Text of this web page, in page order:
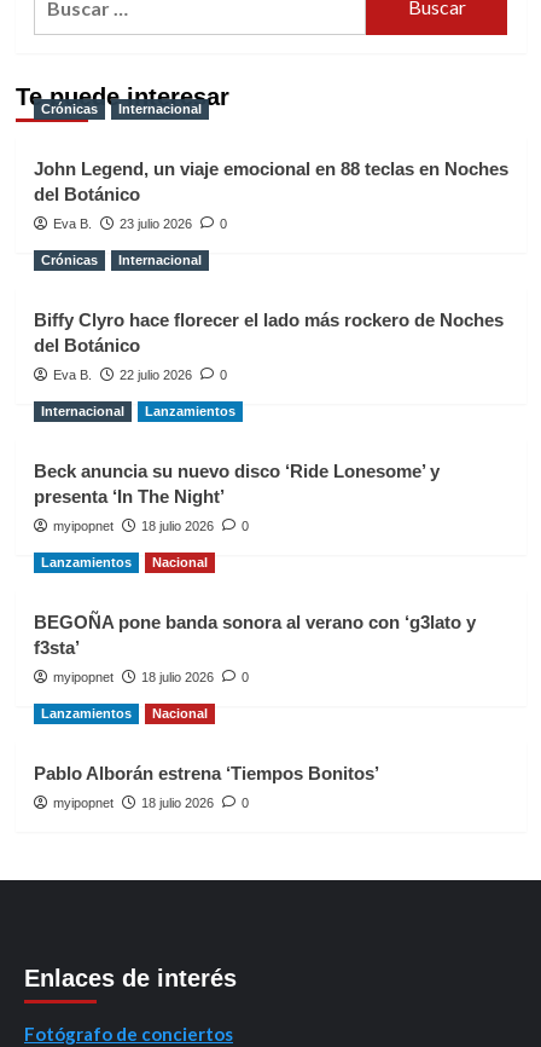
Te puede interesar
Crónicas Internacional
John Legend, un viaje emocional en 88 teclas en Noches
del Botánico
Eva B. 23 julio 2026 0
Crónicas Internacional
Biffy Clyro hace florecer el lado más rockero de Noches
del Botánico
Eva B. 22 julio 2026 0
Internacional Lanzamientos
Beck anuncia su nuevo disco ‘Ride Lonesome’ y
presenta ‘In The Night’
myipopnet 18 julio 2026 0
Lanzamientos Nacional
BEGOÑA pone banda sonora al verano con ‘g3lato y
f3sta’
myipopnet 18 julio 2026 0
Lanzamientos Nacional
Pablo Alborán estrena ‘Tiempos Bonitos’
myipopnet 18 julio 2026 0
Enlaces de interés
Fotógrafo de conciertos